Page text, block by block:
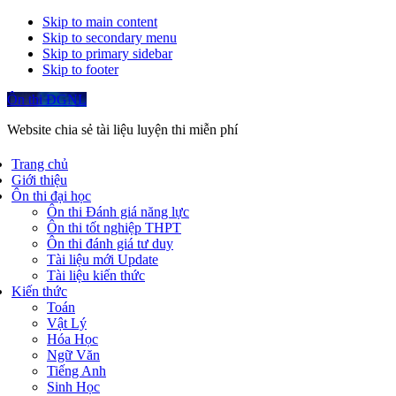
Skip to main content
Skip to secondary menu
Skip to primary sidebar
Skip to footer
Ôn thi ĐGNL
Website chia sẻ tài liệu luyện thi miễn phí
Trang chủ
Giới thiệu
Ôn thi đại học
Ôn thi Đánh giá năng lực
Ôn thi tốt nghiệp THPT
Ôn thi đánh giá tư duy
Tài liệu mới Update
Tài liệu kiến thức
Kiến thức
Toán
Vật Lý
Hóa Học
Ngữ Văn
Tiếng Anh
Sinh Học